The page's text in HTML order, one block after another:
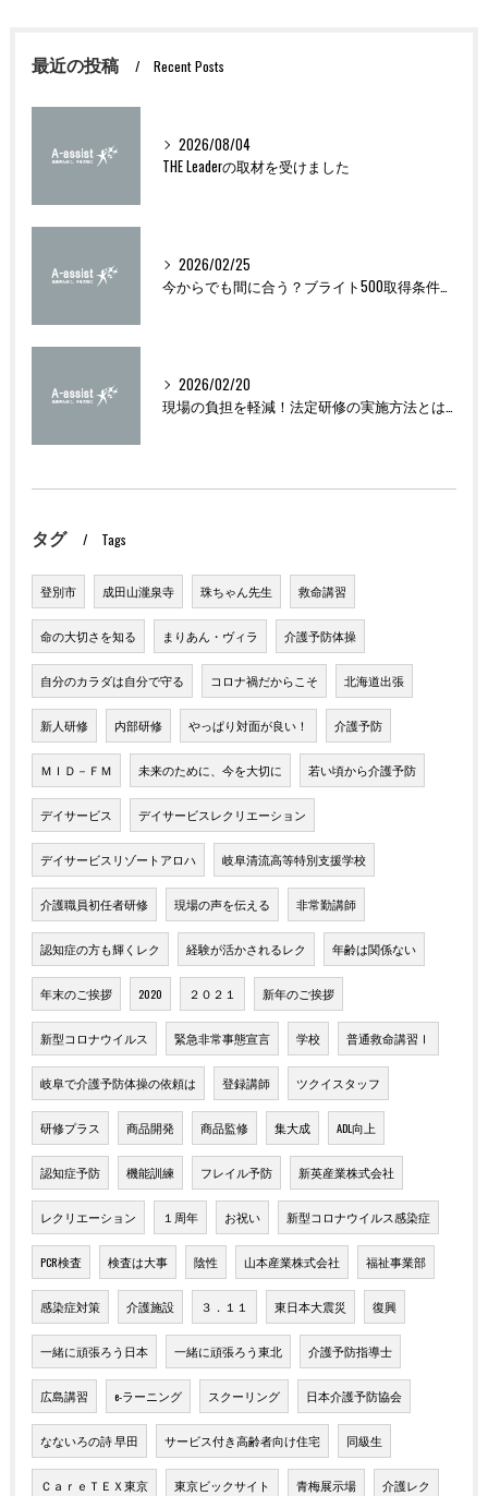
最近の投稿 Recent Posts
2026/08/04
THE Leaderの取材を受けました
2026/02/25
今からでも間に合う？ブライト500取得条件をわかりやすく解説
2026/02/20
現場の負担を軽減！法定研修の実施方法とは？
タグ Tags
登別市 成田山瀧泉寺 珠ちゃん先生 救命講習
命の大切さを知る まりあん・ヴィラ 介護予防体操
自分のカラダは自分で守る コロナ禍だからこそ 北海道出張
新人研修 内部研修 やっぱり対面が良い！ 介護予防
ＭＩＤ－ＦＭ 未来のために、今を大切に 若い頃から介護予防
デイサービス デイサービスレクリエーション
デイサービスリゾートアロハ 岐阜清流高等特別支援学校
介護職員初任者研修 現場の声を伝える 非常勤講師
認知症の方も輝くレク 経験が活かされるレク 年齢は関係ない
年末のご挨拶 2020 ２０２１ 新年のご挨拶
新型コロナウイルス 緊急非常事態宣言 学校 普通救命講習Ⅰ
岐阜で介護予防体操の依頼は 登録講師 ツクイスタッフ
研修プラス 商品開発 商品監修 集大成 ADL向上
認知症予防 機能訓練 フレイル予防 新英産業株式会社
レクリエーション １周年 お祝い 新型コロナウイルス感染症
PCR検査 検査は大事 陰性 山本産業株式会社 福祉事業部
感染症対策 介護施設 ３．１１ 東日本大震災 復興
一緒に頑張ろう日本 一緒に頑張ろう東北 介護予防指導士
広島講習 e-ラーニング スクーリング 日本介護予防協会
なないろの詩 早田 サービス付き高齢者向け住宅 同級生
ＣａｒｅＴＥＸ東京 東京ビックサイト 青梅展示場 介護レク